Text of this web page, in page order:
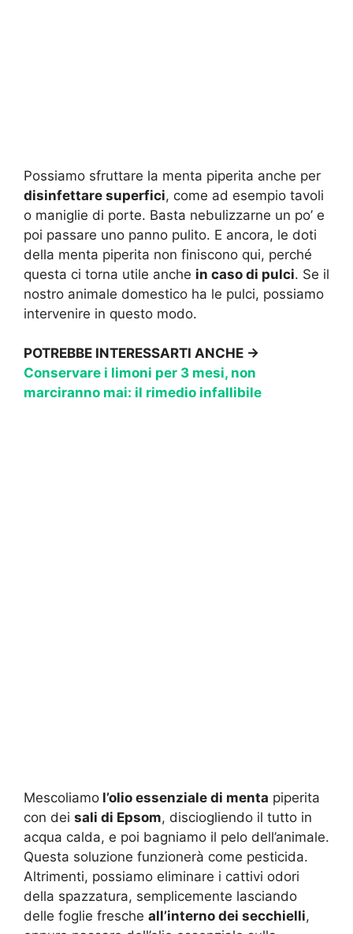
Possiamo sfruttare la menta piperita anche per
disinfettare superfici, come ad esempio tavoli
o maniglie di porte. Basta nebulizzarne un po’ e
poi passare uno panno pulito. E ancora, le doti
della menta piperita non finiscono qui, perché
questa ci torna utile anche in caso di pulci. Se il
nostro animale domestico ha le pulci, possiamo
intervenire in questo modo.
POTREBBE INTERESSARTI ANCHE →
Conservare i limoni per 3 mesi, non
marciranno mai: il rimedio infallibile
Mescoliamo l’olio essenziale di menta piperita
con dei sali di Epsom, disciogliendo il tutto in
acqua calda, e poi bagniamo il pelo dell’animale.
Questa soluzione funzionerà come pesticida.
Altrimenti, possiamo eliminare i cattivi odori
della spazzatura, semplicemente lasciando
delle foglie fresche all’interno dei secchielli,